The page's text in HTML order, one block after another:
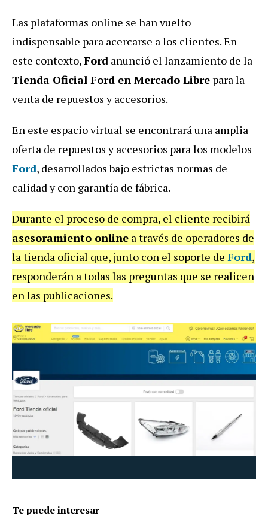
Las plataformas online se han vuelto
indispensable para acercarse a los clientes. En
este contexto,Ford anunció el lanzamiento de la
Tienda Oficial Ford en Mercado Libre para la
venta de repuestos y accesorios.
En este espacio virtual se encontrará una amplia
oferta de repuestos y accesorios para los modelos
Ford, desarrollados bajo estrictas normas de
calidad y con garantía de fábrica.
Durante el proceso de compra, el cliente recibirá
asesoramiento online a través de operadores de
la tienda oficial que, junto con el soporte de Ford,
responderán a todas las preguntas que se realicen
en las publicaciones.
Te puede interesar